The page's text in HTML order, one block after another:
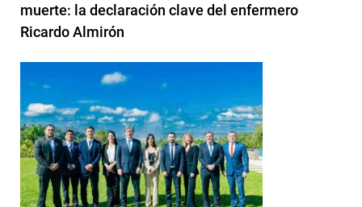
muerte: la declaración clave del enfermero
Ricardo Almirón